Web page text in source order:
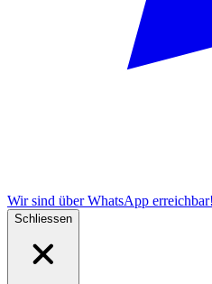
Wir sind über WhatsApp erreichbar!
Schliessen